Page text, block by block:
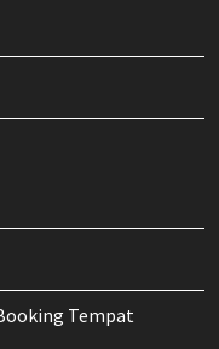
Tempat